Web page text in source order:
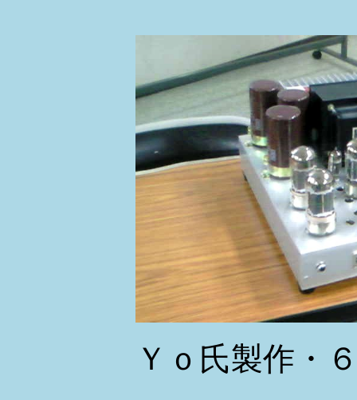
Ｙｏ氏製作・